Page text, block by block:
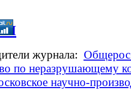
журнала:
по неразрушающему
научно-